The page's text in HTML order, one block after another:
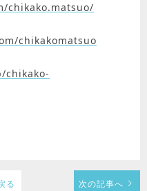
chikako.matsuo/
chikakomatsuo
chikako-
る 次の記事へ